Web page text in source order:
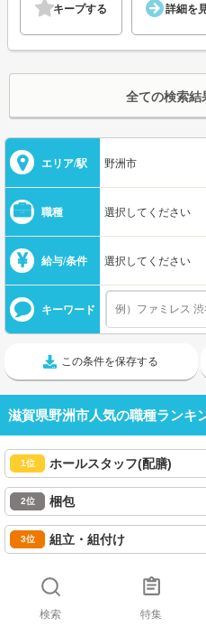
キープする 詳細を
全ての検索結
エリア/駅 野洲市
職種 選択してください
給与/条件 選択してください
キーワード
この条件を保存する
滋賀県野洲市人気の職種ランキ
1位 ホールスタッフ(配膳)
2位 梱包
3位 組立・組付け
検索 特集